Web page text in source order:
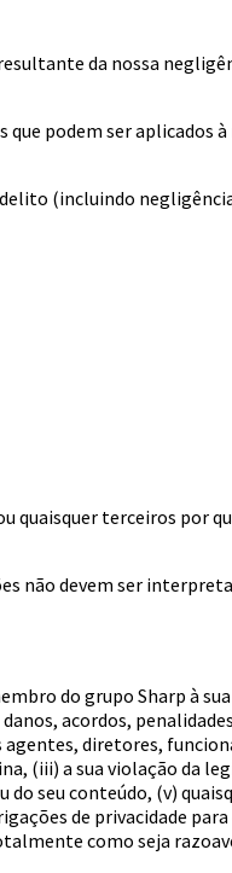
da nossa
podem ser aplicados
(incluindo
terceiros por
não devem ser
do grupo Sharp à
acordos,
diretores,
(iii) a sua violação da
seu conteúdo, (v)
de privacidade
como seja